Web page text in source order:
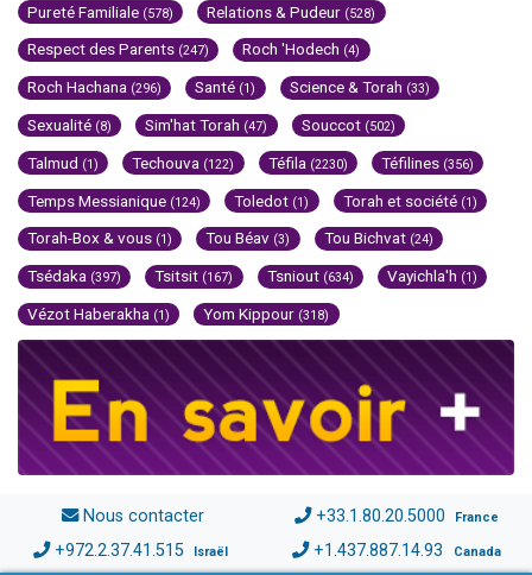
Pureté Familiale (578) Relations & Pudeur (528)
Respect des Parents (247) Roch 'Hodech (4)
Roch Hachana (296) Santé (1) Science & Torah (33)
Sexualité (8) Sim'hat Torah (47) Souccot (502)
Talmud (1) Techouva (122) Téfila (2230) Téfilines (356)
Temps Messianique (124) Toledot (1) Torah et société (1)
Torah-Box & vous (1) Tou Béav (3) Tou Bichvat (24)
Tsédaka (397) Tsitsit (167) Tsniout (634) Vayichla'h (1)
Vézot Haberakha (1) Yom Kippour (318)
Nous contacter +33.1.80.20.5000 France
+972.2.37.41.515 Israël +1.437.887.14.93 Canada